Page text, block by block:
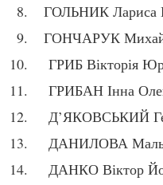
ГОЛЬНИК Лариса
ГОНЧАРУК
ГРИБ Вікторія
ГРИБАН Інна
Д’ЯКОВСЬКИЙ
ДАНИЛОВА
ДАНКО Віктор